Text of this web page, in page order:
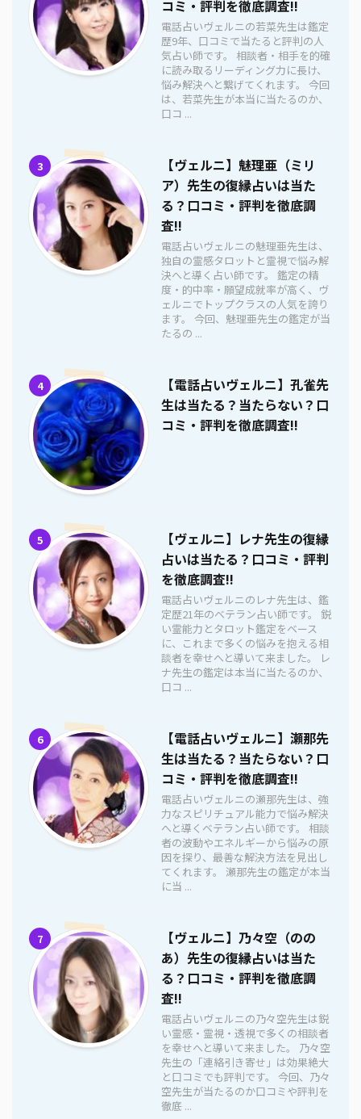
コミ・評判を徹底調査!!
電話占いヴェルニの若菜先生は鑑定
歴9年、口コミで当たると評判の人
気占い師です。 相談者・相手を的確
に読み取るリーディング力に長け、
悩み解決へと繋げてくれます。 今回
は、若菜先生が本当に当たるのか、
口コ ...
3
【ヴェルニ】魅理亜（ミリ
ア）先生の復縁占いは当た
る？口コミ・評判を徹底調
査!!
電話占いヴェルニの魅理亜先生は、
独自の霊感タロットと霊視で悩み解
決へと導く占い師です。 鑑定の精
度・的中率・願望成就率が高く、ヴ
ェルニでトップクラスの人気を誇り
ます。 今回、魅理亜先生の鑑定が当
たるの ...
4
【電話占いヴェルニ】孔雀先
生は当たる？当たらない？口
コミ・評判を徹底調査!!
5
【ヴェルニ】レナ先生の復縁
占いは当たる？口コミ・評判
を徹底調査!!
電話占いヴェルニのレナ先生は、鑑
定歴21年のベテラン占い師です。 鋭
い霊能力とタロット鑑定をベース
に、これまで多くの悩みを抱える相
談者を幸せへと導いて来ました。 レ
ナ先生の鑑定は本当に当たるのか、
口コ ...
6
【電話占いヴェルニ】瀬那先
生は当たる？当たらない？口
コミ・評判を徹底調査!!
電話占いヴェルニの瀬那先生は、強
力なスピリチュアル能力で悩み解決
へと導くベテラン占い師です。 相談
者の波動やエネルギーから悩みの原
因を探り、最善な解決方法を見出し
てくれます。 瀬那先生の鑑定が本当
に当 ...
7
【ヴェルニ】乃々空（のの
あ）先生の復縁占いは当た
る？口コミ・評判を徹底調
査!!
電話占いヴェルニの乃々空先生は鋭
い霊感・霊視・透視で多くの相談者
を幸せへと導いて来ました。 乃々空
先生の「連絡引き寄せ」は効果絶大
と口コミでも評判です。 今回、乃々
空先生が当たるのか口コミや評判を
徹底 ...